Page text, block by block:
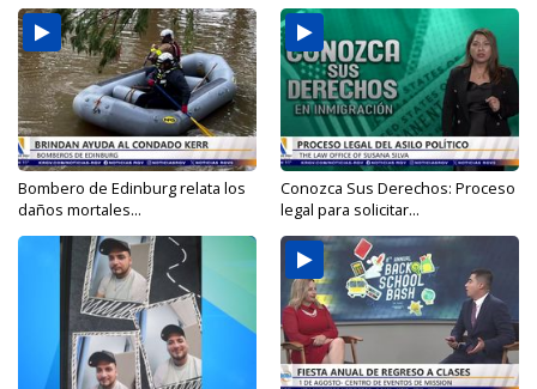
Bombero de Edinburg relata los
daños mortales...
Conozca Sus Derechos: Proceso
legal para solicitar...